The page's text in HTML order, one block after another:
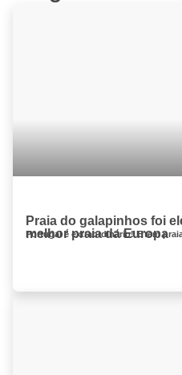
Praia do galapinhos foi
melhor praia da Europa